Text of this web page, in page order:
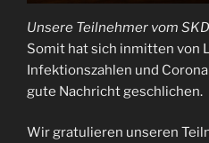
Unsere Teilnehmer vom
Somit hat sich inmitten von
Infektionszahlen und
gute Nachricht geschlichen.
Wir gratulieren unseren